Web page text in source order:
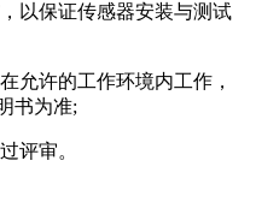
以保证传感器安装与测试
允许的工作环境内工作，
书为准;
评审。